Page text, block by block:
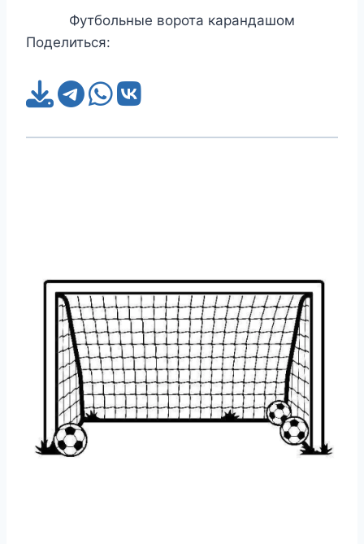
Футбольные ворота карандашом
Поделиться: